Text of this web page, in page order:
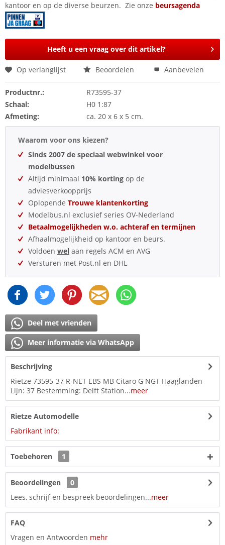
kantoor en op de diverse beurzen. Zie onze beursagenda
Heeft u een vraag over dit artikel?
Op verlanglijst Beoordelen Aanbevelen
Productnr.:
R73595-37
Schaal:
H0 1:87
Afmeting:
ca. 20 x 6 x 5 cm.
Waarom voor ons kiezen?
Sinds 2007 de speciaal webwinkel voor
modelbussen
Altijd minimaal 10% korting op de
adviesverkoopprijs
Oplopende Trouwe klantenkorting
Modelbus.nl exclusief series OV-Nederland
Betaalmogelijkheden w.o. achteraf en termijnen
Afhaalmogelijkheid op kantoor en beurs.
Voldoen wel aan regels ACM en AVG
Versturen met Post.nl en DHL
Deel met vrienden
Meer informatie via WhatsApp
Beschrijving
Rietze 73595-37 R-NET EBS MB Citaro G NGT Haaglanden
Lijn: 37 Bestemming: Delft Station...meer
Rietze Automodelle
Fabrikant info:
Toebehoren 1
Beoordelingen
0
Lees, schrijf en bespreek beoordelingen...meer
FAQ
Vragen en Antwoorden mehr